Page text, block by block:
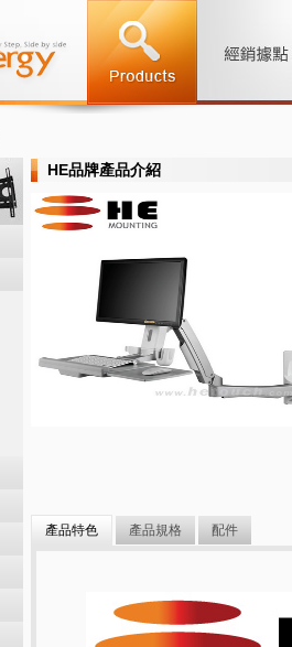
HE品牌產品介紹
產品特色 產品規格 配件